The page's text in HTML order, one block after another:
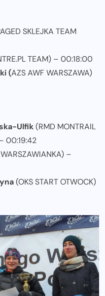
SKLEJKA TEAM
TEAM) – 00:18:00
(AZS AWF WARSZAWA)
Ulfik(RMD MONTRAIL
00:19:42
–
(OKS START OTWOCK)